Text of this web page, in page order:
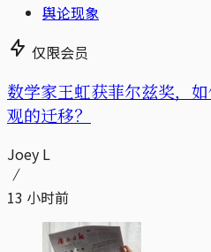
舆论现象
仅限会员
数学家王虹获菲尔兹奖，
观的迁移？
Joey L
13 小时前